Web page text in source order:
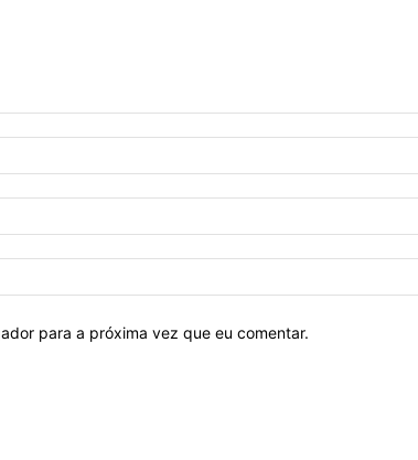
para a próxima vez que eu comentar.